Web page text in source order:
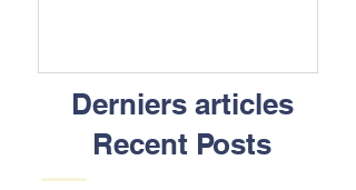
Derniers articles
Recent Posts